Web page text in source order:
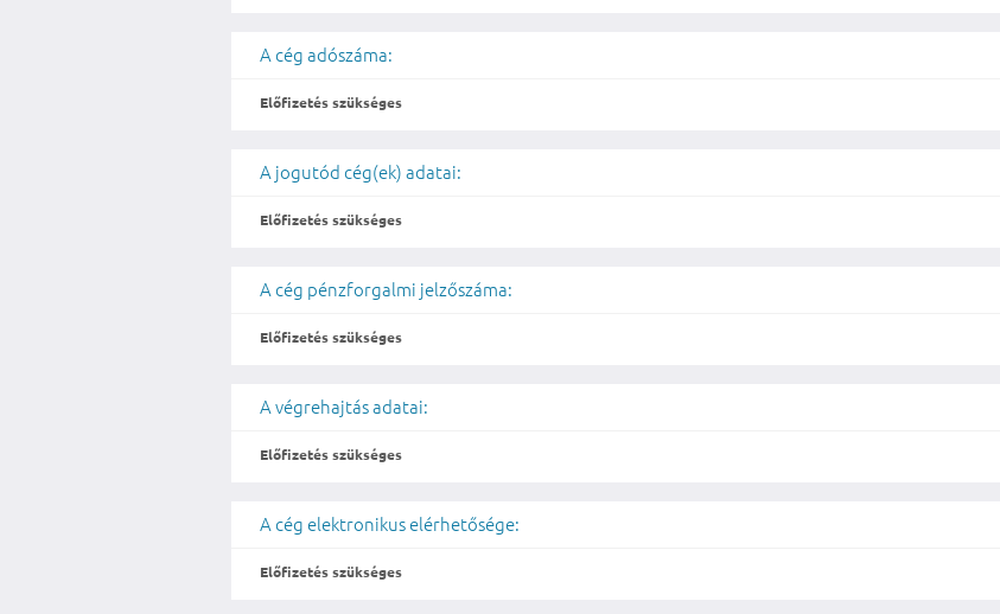
A cég adószáma:
Előfizetés szükséges
A jogutód cég(ek) adatai:
Előfizetés szükséges
A cég pénzforgalmi jelzőszáma:
Előfizetés szükséges
A végrehajtás adatai:
Előfizetés szükséges
A cég elektronikus elérhetősége:
Előfizetés szükséges